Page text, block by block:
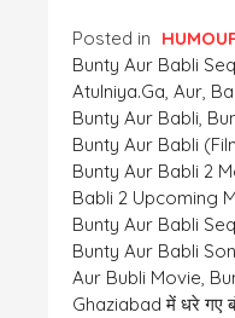
Posted in
Bunty Aur Babli
Atulniya.ga, Aur,
Bunty Aur Babli,
Bunty Aur Babli
Bunty Aur Babli 2
Babli 2 Upcoming
Bunty Aur Babli
Bunty Aur Babli
Aur Bubli Movie,
Ghaziabad में धरे गए